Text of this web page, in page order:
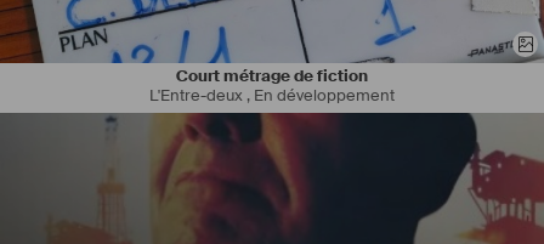
Court métrage de fiction
L'Entre-deux , En développement